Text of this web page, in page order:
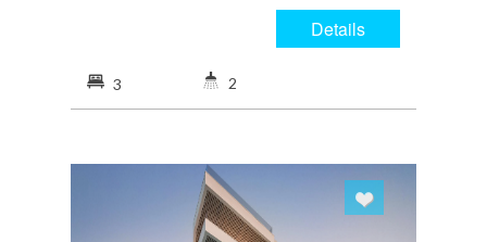
Details
3 2